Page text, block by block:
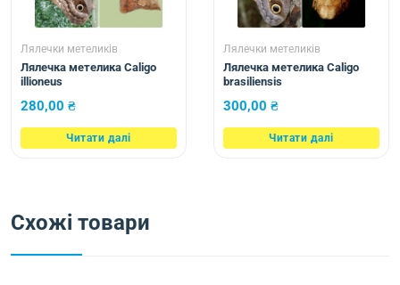
Лялечки метеликів
Лялечка метелика Caligo
illioneus
280,00 ₴
Читати далі
Лялечки метеликів
Лялечка метелика Caligo
brasiliensis
300,00 ₴
Читати далі
Схожі товари